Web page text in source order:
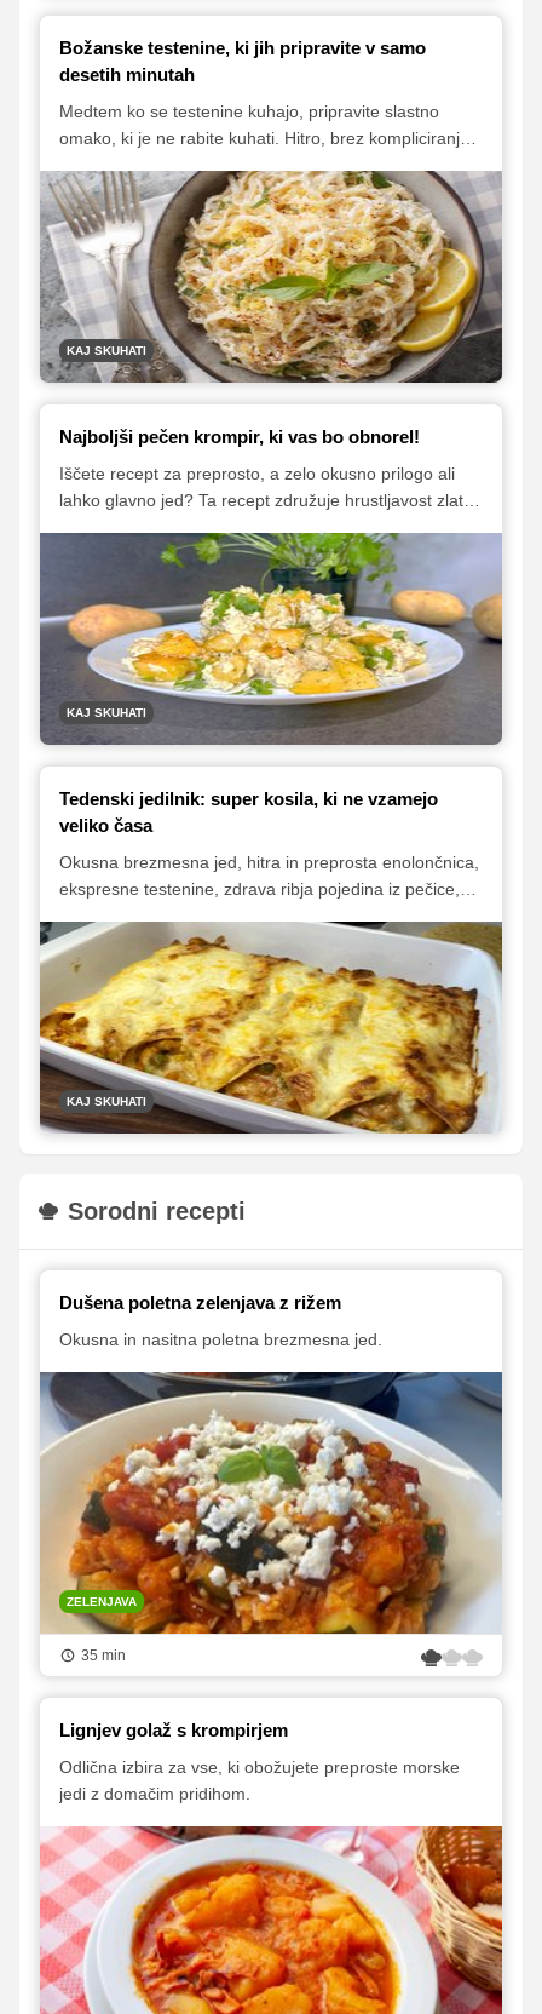
Božanske testenine, ki jih pripravite v samo
desetih minutah
Medtem ko se testenine kuhajo, pripravite slastno
omako, ki je ne rabite kuhati. Hitro, brez kompliciranja
KAJ SKUHATI
Najboljši pečen krompir, ki vas bo obnorel!
Iščete recept za preprosto, a zelo okusno prilogo ali
lahko glavno jed? Ta recept združuje hrustljavost zlato
pečene fete in sredozemskimi začimbami. Idealno za
hitro kosilo, večerjo ali gurmanski dodatek k pečenemu
mesu in dobrotam z žara.
KAJ SKUHATI
Tedenski jedilnik: super kosila, ki ne vzamejo
veliko časa
Okusna brezmesna jed, hitra in preprosta enolončnica,
ekspresne testenine, zdrava ribja pojedina iz pečice,
Odlične jedi za vse dni v tednu, katerih priprava vam
ne bo vzela veliko dragocenega časa.
KAJ SKUHATI
Sorodni recepti
Dušena poletna zelenjava z rižem
Okusna in nasitna poletna brezmesna jed.
ZELENJAVA
35 min
Lignjev golaž s krompirjem
Odlična izbira za vse, ki obožujete preproste morske
jedi z domačim pridihom.